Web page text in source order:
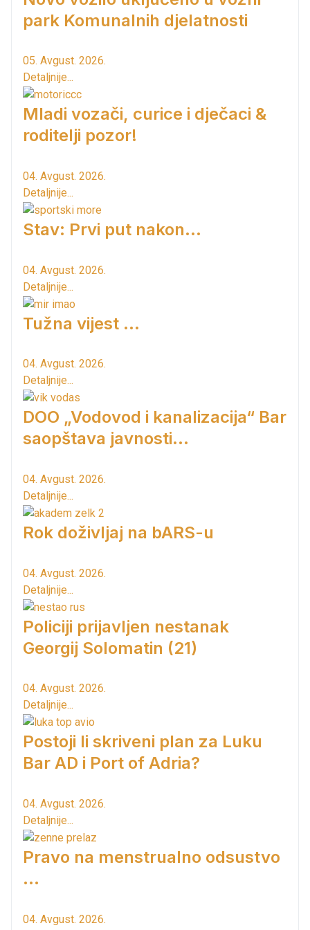
park Komunalnih djelatnosti
05. Avgust. 2026.
Detaljnije...
Mladi vozači, curice i dječaci &
roditelji pozor!
04. Avgust. 2026.
Detaljnije...
Stav: Prvi put nakon…
04. Avgust. 2026.
Detaljnije...
Tužna vijest ...
04. Avgust. 2026.
Detaljnije...
DOO „Vodovod i kanalizacija“ Bar
saopštava javnosti...
04. Avgust. 2026.
Detaljnije...
Rok doživljaj na bARS-u
04. Avgust. 2026.
Detaljnije...
Policiji prijavljen nestanak
Georgij Solomatin (21)
04. Avgust. 2026.
Detaljnije...
Postoji li skriveni plan za Luku
Bar AD i Port of Adria?
04. Avgust. 2026.
Detaljnije...
Pravo na menstrualno odsustvo
...
04. Avgust. 2026.